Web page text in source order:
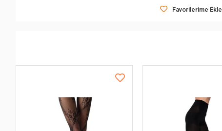
Favorilerime Ekle